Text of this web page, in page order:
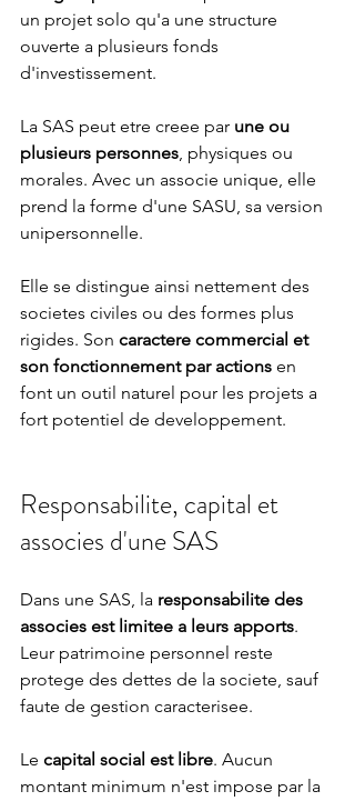
un projet solo qu'a une structure
ouverte a plusieurs fonds
d'investissement.
La SAS peut etre creee par une ou
plusieurs personnes, physiques ou
morales. Avec un associe unique, elle
prend la forme d'une SASU, sa version
unipersonnelle.
Elle se distingue ainsi nettement des
societes civiles ou des formes plus
rigides. Son caractere commercial et
son fonctionnement par actions en
font un outil naturel pour les projets a
fort potentiel de developpement.
Responsabilite, capital et
associes d'une SAS
Dans une SAS, la responsabilite des
associes est limitee a leurs apports.
Leur patrimoine personnel reste
protege des dettes de la societe, sauf
faute de gestion caracterisee.
Le capital social est libre. Aucun
montant minimum n'est impose par la